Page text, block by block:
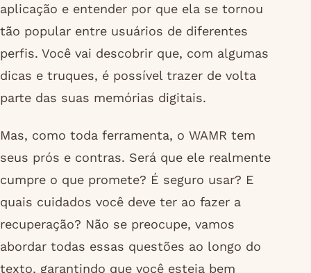
aplicação e entender por que ela se tornou
tão popular entre usuários de diferentes
perfis. Você vai descobrir que, com algumas
dicas e truques, é possível trazer de volta
parte das suas memórias digitais.
Mas, como toda ferramenta, o WAMR tem
seus prós e contras. Será que ele realmente
cumpre o que promete? É seguro usar? E
quais cuidados você deve ter ao fazer a
recuperação? Não se preocupe, vamos
abordar todas essas questões ao longo do
texto, garantindo que você esteja bem